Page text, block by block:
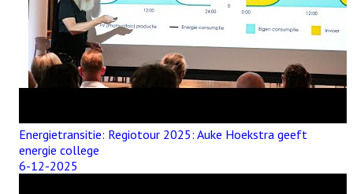
Energietransitie: Regiotour 2025: Auke Hoekstra geeft
energie college
6-12-2025